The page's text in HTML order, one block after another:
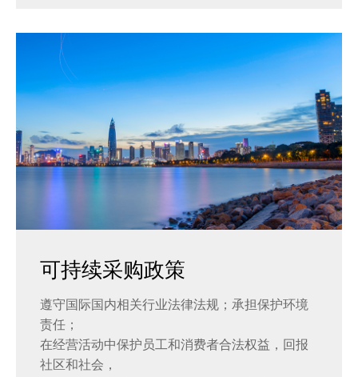
可持续采购政策
遵守国际国内相关行业法律法规；承担保护环境
责任；
在经营活动中保护员工和消费者合法权益，回报
社区和社会，